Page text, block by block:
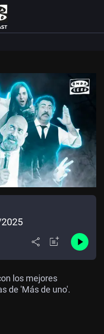
los mejores
de 'Más de uno'.